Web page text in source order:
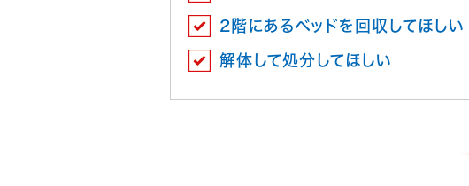
2階にあるベッドを回収してほしい
解体して処分してほしい